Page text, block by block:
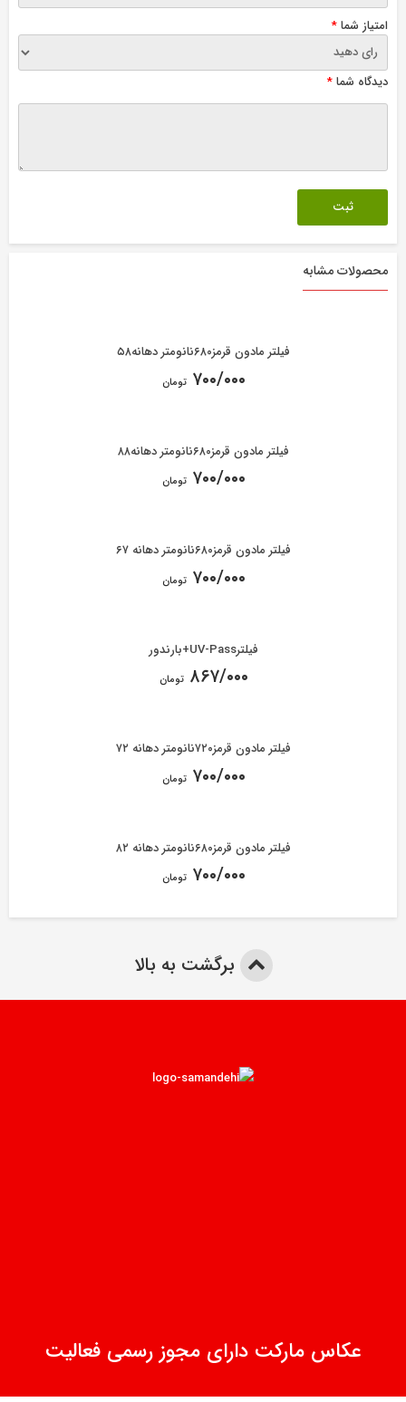
امتیاز شما*
دیدگاه شما*
محصولات مشابه
فیلتر مادون قرمز۶۸۰نانومتر دهانه۵۸
۷۰۰/۰۰۰ تومان
فیلتر مادون قرمز۶۸۰نانومتر دهانه۸۸
۷۰۰/۰۰۰ تومان
فیلتر مادون قرمز۶۸۰نانومتر دهانه ۶۷
۷۰۰/۰۰۰ تومان
فیلترUV-Pass+بارندور
۸۶۷/۰۰۰ تومان
فیلتر مادون قرمز۷۲۰نانومتر دهانه ۷۲
۷۰۰/۰۰۰ تومان
فیلتر مادون قرمز۶۸۰نانومتر دهانه ۸۲
۷۰۰/۰۰۰ تومان
برگشت به بالا
عکاس مارکت دارای مجوز رسمی فعالیت